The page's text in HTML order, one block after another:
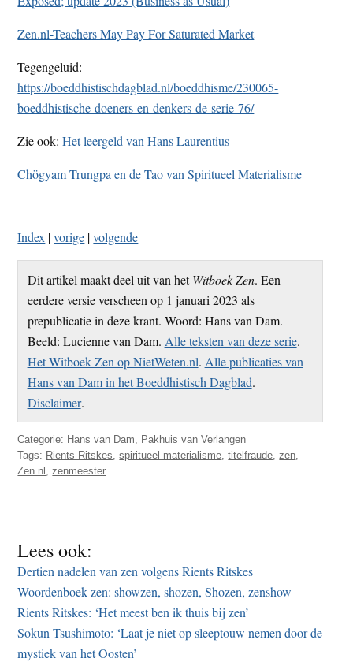
Zen.nl-Teachers May Pay For Saturated Market
Tegengeluid:
https://boeddhistischdagblad.nl/boeddhisme/230065-
boeddhistische-doeners-en-denkers-de-serie-76/
Zie ook:Het leergeld van Hans Laurentius
Chögyam Trungpa en de Tao van Spiritueel Materialisme
Index |vorige |volgende
Dit artikel maakt deel uit van hetWitboek Zen. Een
eerdere versie verscheen op 1 januari 2023 als
prepublicatie in deze krant. Woord: Hans van Dam.
Beeld: Lucienne van Dam. Alle teksten van deze serie.
Het Witboek Zen op NietWeten.nl. Alle publicaties van
Hans van Dam in het Boeddhistisch Dagblad.
Disclaimer.
Categorie: Hans van Dam
Pakhuis van Verlangen
Tags: Rients Ritskes ,spiritueel materialisme ,titelfraude ,zen
Zen.nl ,zenmeester
Lees ook:
Dertien nadelen van zen volgens Rients Ritskes
Woordenboek zen: showzen, shozen, Shozen, zenshow
Rients Ritskes: ‘Het meest ben ik thuis bij zen’
Sokun Tsushimoto: ‘Laat je niet op sleeptouw nemen door de
mystiek van het Oosten’